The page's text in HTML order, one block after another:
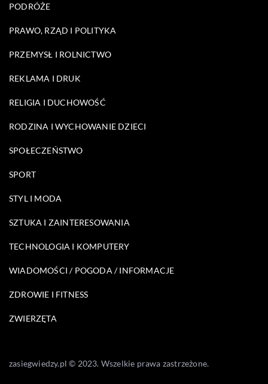
PODRÓŻE
PRAWO, RZĄD I POLITYKA
PRZEMYSŁ I ROLNICTWO
REKLAMA I DRUK
RELIGIA I DUCHOWOŚĆ
RODZINA I WYCHOWANIE DZIECI
SPOŁECZEŃSTWO
SPORT
STYL I MODA
SZTUKA I ZAINTERESOWANIA
TECHNOLOGIA I KOMPUTERY
WIADOMOŚCI / POGODA / INFORMACJE
ZDROWIE I FITNESS
ZWIERZĘTA
zasiegwiedzy.pl © 2023. Wszelkie prawa zastrzeżone.